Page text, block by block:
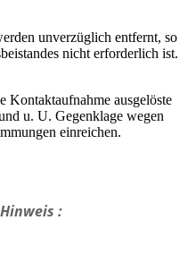
unverzüglich entfernt, so
nicht erforderlich ist.
Kontaktaufnahme ausgelöste
u. U. Gegenklage wegen
einreichen.
: